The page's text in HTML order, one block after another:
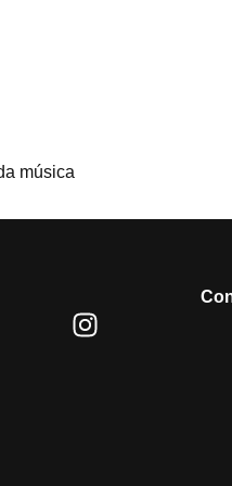
música